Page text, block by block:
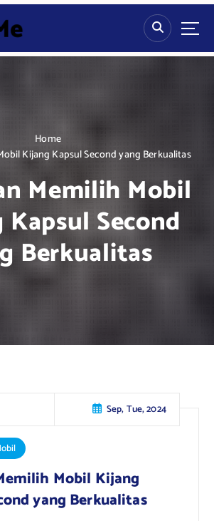
Home
Kijang Kapsul Second yang Berkualitas
Memilih Mobil
Second
Berkualitas
Sep, Tue, 2024
Mobil Kijang
yang Berkualitas